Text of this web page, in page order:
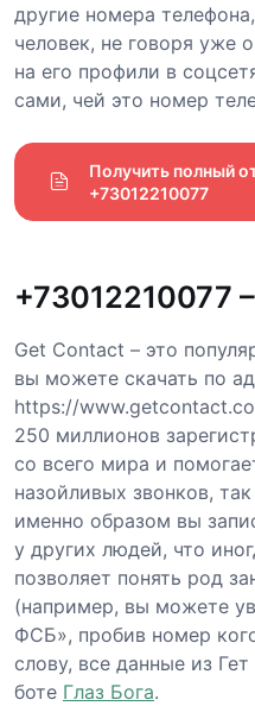
другие номера
человек, не говоря уже
на его профили в
сами, чей это номер
Получить полный
+73012210077
+73012210077
Get Contact – это
вы можете скачать по
https://
250 миллионов
со всего мира и
назойливых звонков,
именно образом вы
у других людей, что
позволяет понять род
(например, вы можете
ФСБ», пробив номер
слову, все данные из
боте Глаз Бога.